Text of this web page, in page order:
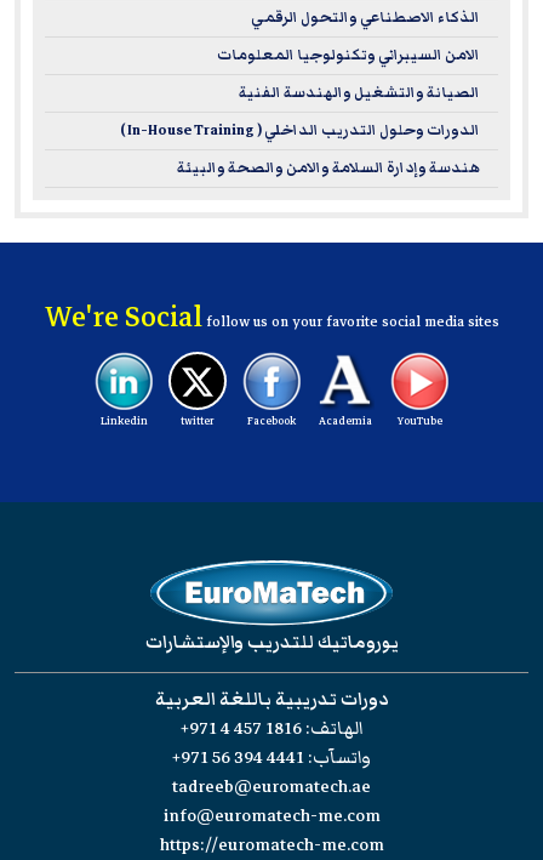
الذكاء الاصطناعي والتحول الرقمي
الامن السيبراني وتكنولوجيا المعلومات
الصيانة والتشغيل والهندسة الفنية
الدورات وحلول التدريب الداخلي ( In-House Training )
هندسة وإدارة السلامة والامن والصحة والبيئة
We're Socialfollow us on your favorite social media sites
YouTube
Academia
Facebook
twitter
Linkedin
يوروماتيك للتدريب والإستشارات
دورات تدريبية باللغة العربية
الهاتف:+971 4 457 1816
واتسآب:+971 56 394 4441
tadreeb@euromatech.ae
info@euromatech-me.com
https://euromatech-me.com